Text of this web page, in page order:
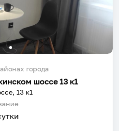
города
шоссе 13 к1
13 к1